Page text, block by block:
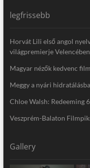
legfrissebb
Horvát Lili első angol
világpremierje Velencében
Magyar nézők kedvenc
Meggy a nyári
Chloe Walsh: Redeeming
Veszprém-Balaton
Gallery